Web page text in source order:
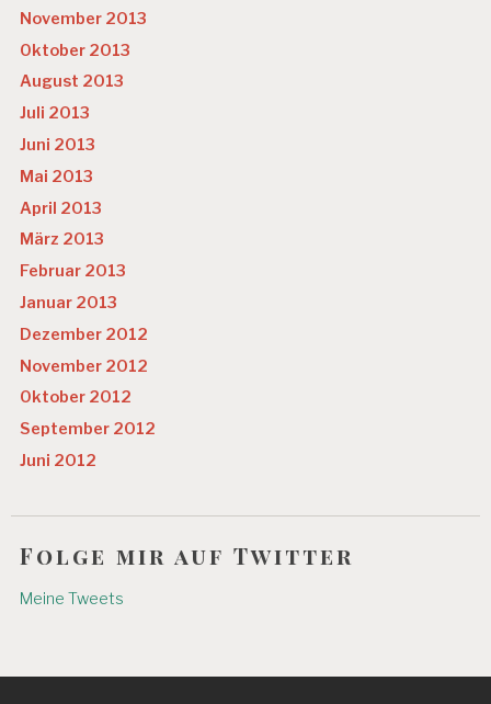
November 2013
Oktober 2013
August 2013
Juli 2013
Juni 2013
Mai 2013
April 2013
März 2013
Februar 2013
Januar 2013
Dezember 2012
November 2012
Oktober 2012
September 2012
Juni 2012
Folge mir auf Twitter
Meine Tweets